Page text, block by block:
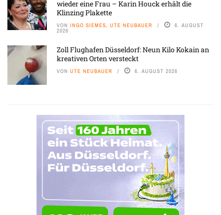
wieder eine Frau – Karin Houck erhält die
Klinzing Plakette
VON INGO SIEMES, UTE NEUBAUER 6. AUGUST
2026
Zoll Flughafen Düsseldorf: Neun Kilo Kokain an
kreativen Orten versteckt
VON UTE NEUBAUER 6. AUGUST 2026